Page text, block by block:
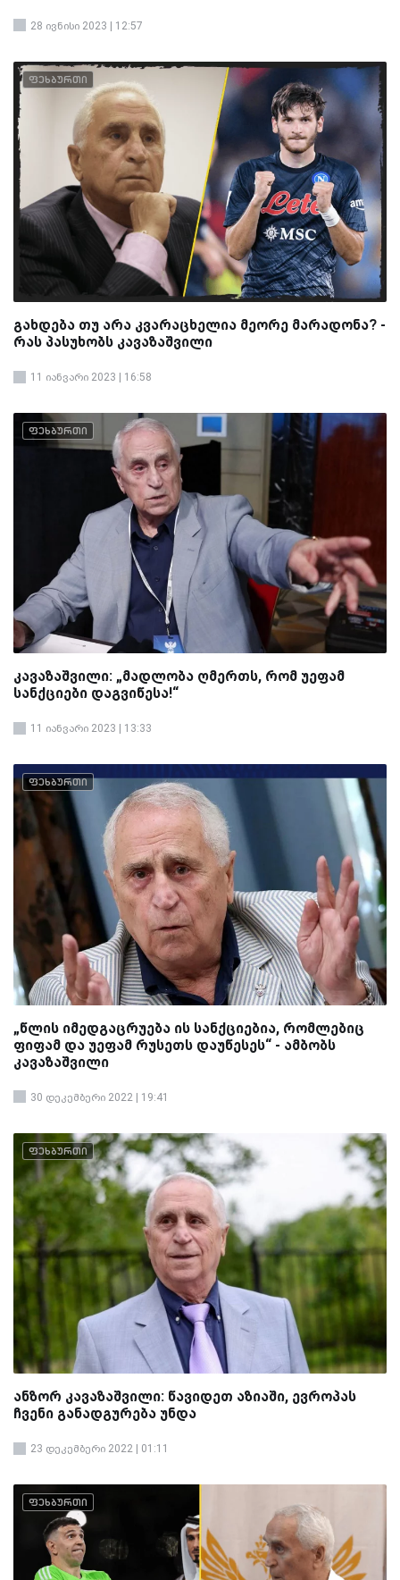
28 ივნისი 2023 | 12:57
ფეხბურთი
გახდება თუ არა კვარაცხელია მეორე მარადონა? -
რას პასუხობს კავაზაშვილი
11 იანვარი 2023 | 16:58
ფეხბურთი
კავაზაშვილი: „მადლობა ღმერთს, რომ უეფამ
სანქციები დაგვიწესა!“
11 იანვარი 2023 | 13:33
ფეხბურთი
„წლის იმედგაცრუება ის სანქციებია, რომლებიც
ფიფამ და უეფამ რუსეთს დაუწესეს“ - ამბობს
კავაზაშვილი
30 დეკემბერი 2022 | 19:41
ფეხბურთი
ანზორ კავაზაშვილი: წავიდეთ აზიაში, ევროპას
ჩვენი განადგურება უნდა
23 დეკემბერი 2022 | 01:11
ფეხბურთი